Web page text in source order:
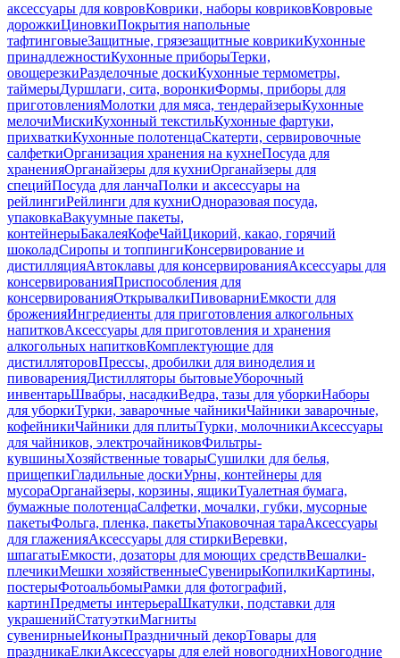
аксессуары для ковровКоврики, наборы ковриковКовровые
дорожкиЦиновкиПокрытия напольные
тафтинговыеЗащитные, грязезащитные коврикиКухонные
принадлежностиКухонные приборыТерки,
овощерезкиРазделочные доскиКухонные термометры,
таймерыДуршлаги, сита, воронкиФормы, приборы для
приготовленияМолотки для мяса, тендерайзерыКухонные
мелочиМискиКухонный текстильКухонные фартуки,
прихваткиКухонные полотенцаСкатерти, сервировочные
салфеткиОрганизация хранения на кухнеПосуда для
храненияОрганайзеры для кухниОрганайзеры для
специйПосуда для ланчаПолки и аксессуары на
рейлингиРейлинги для кухниОдноразовая посуда,
упаковкаВакуумные пакеты,
контейнерыБакалеяКофеЧайЦикорий, какао, горячий
шоколадСиропы и топпингиКонсервирование и
дистилляцияАвтоклавы для консервированияАксессуары для
консервированияПриспособления для
консервированияОткрывалкиПивоварниЕмкости для
броженияИнгредиенты для приготовления алкогольных
напитковАксессуары для приготовления и хранения
алкогольных напитковКомплектующие для
дистилляторовПрессы, дробилки для виноделия и
пивоваренияДистилляторы бытовыеУборочный
инвентарьШвабры, насадкиВедра, тазы для уборкиНаборы
для уборкиТурки, заварочные чайникиЧайники заварочные,
кофейникиЧайники для плитыТурки, молочникиАксессуары
для чайников, электрочайниковФильтры-
кувшиныХозяйственные товарыСушилки для белья,
прищепкиГладильные доскиУрны, контейнеры для
мусораОрганайзеры, корзины, ящикиТуалетная бумага,
бумажные полотенцаСалфетки, мочалки, губки, мусорные
пакетыФольга, пленка, пакетыУпаковочная тараАксессуары
для глаженияАксессуары для стиркиВеревки,
шпагатыЕмкости, дозаторы для моющих средствВешалки-
плечикиМешки хозяйственныеСувенирыКопилкиКартины,
постерыФотоальбомыРамки для фотографий,
картинПредметы интерьераШкатулки, подставки для
украшенийСтатуэткиМагниты
сувенирныеИконыПраздничный декорТовары для
праздникаЕлкиАксессуары для елей новогоднихНовогодние